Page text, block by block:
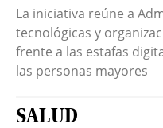
La iniciativa reúne a
tecnológicas y
frente a las estafas
las personas mayores
SALUD